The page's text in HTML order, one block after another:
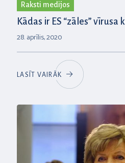
Raksti medijos
Kādas ir ES “zāles”
28. aprīlis, 2020
LASĪT VAIRĀK